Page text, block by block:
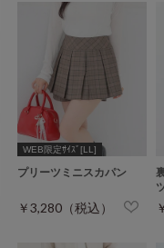
WEB限定ｻｲｽﾞ[LL]
プリーツミニスカパン
￥3,280（税込）